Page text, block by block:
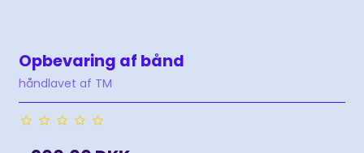
Opbevaring af bånd
håndlavet af TM